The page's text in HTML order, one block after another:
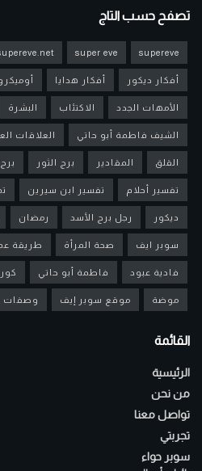
تصفح حسب التاج
supereve
super eve
أفكار ديكور أفكار هدايا
الأمهات الجدد الاكتئاب البشرة
الشيف فاطمة أبو حاتي العلاقات
القلق المقادير برج الثور
تفسير أحلام تفسير ابن سيرين
ديكور رجل برج الأسد رمضان
سوبر ايف صحة المرأة طريقة
فادية عبود فاطمة أبو حاتي
موضة موقع سوبر إيف وصفات
القائمة
الرئيسية
من نحن
تواصل معنا
تجربتي
سوبر حواء